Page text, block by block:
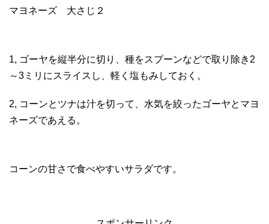
マヨネーズ 大さじ２
1, ゴーヤを縦半分に切り、種をスプーンなどで取り除き2
～3ミリにスライスし、軽く塩もみしておく。
2, コーンとツナは汁を切って、水気を絞ったゴーヤとマヨ
ネーズであえる。
コーンの甘さで食べやすいサラダです。